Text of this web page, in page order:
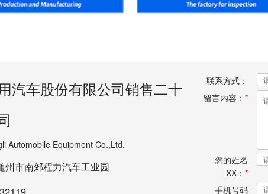
汽车股份有限公司销售二十
Automobile Equipment Co.,Ltd.
市南郊程力汽车工业园
联系方式：
留言内容： *
您的姓名
XX： *
手机号码